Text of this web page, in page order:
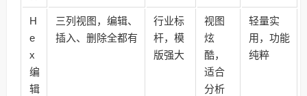
H
e
x
编
辑
三列视图，编辑、
插入、删除全都有
行业标
杆，模
版强大
视图
炫
酷，
适合
分析
轻量实
用，功能
纯粹